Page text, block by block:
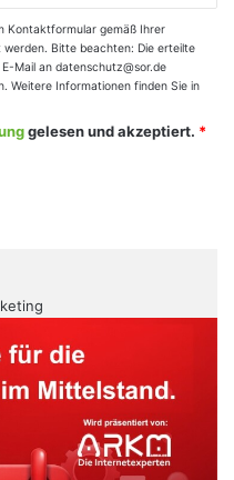
Kontaktformular gemäß Ihrer
Bitte beachten: Die erteilte
Mail an datenschutz@sor.de
Weitere Informationen finden Sie in
gelesen und akzeptiert. *